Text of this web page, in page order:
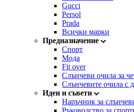
Gucci
Persol
Prada
Всички марки
Предназначение
Спорт
Мода
Fit over
Слънчеви очила за
Слънчевите очила с
Идеи и съвети
Наръчник за
Ръководство за